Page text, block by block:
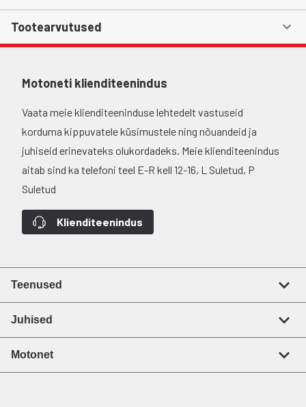
Tootearvutused
Motoneti klienditeenindus
Vaata meie klienditeeninduse lehtedelt vastuseid
korduma kippuvatele küsimustele ning nõuandeid ja
juhiseid erinevateks olukordadeks. Meie klienditeenindus
aitab sind ka telefoni teel E-R kell 12-16, L Suletud, P
Suletud
Klienditeenindus
Teenused
Juhised
Motonet